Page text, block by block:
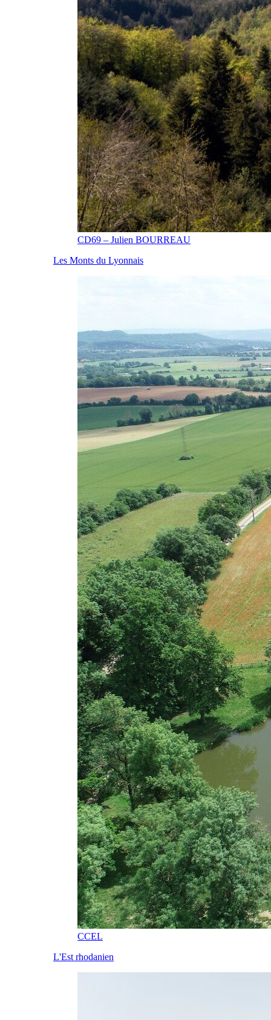
CD69 – Julien BOURREAU
Les Monts du Lyonnais
CCEL
L'Est rhodanien